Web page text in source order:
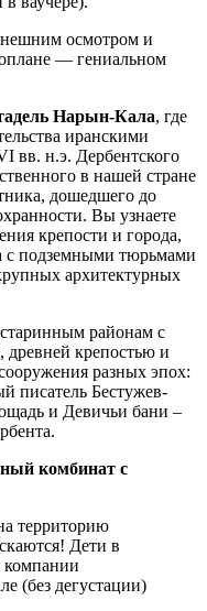
осмотром и
— гениальном
Нарын-Кала, где
иранскими
вв. н.э. Дербентского
в нашей стране
дошедшего до
Вы узнаете
крепости и города,
с подземными тюрьмами
архитектурных
районам с
крепостью и
разных эпох:
писатель Бестужев-
и Девичьи бани –
комбинат с
территорию
Дети в
компании
(без дегустации)